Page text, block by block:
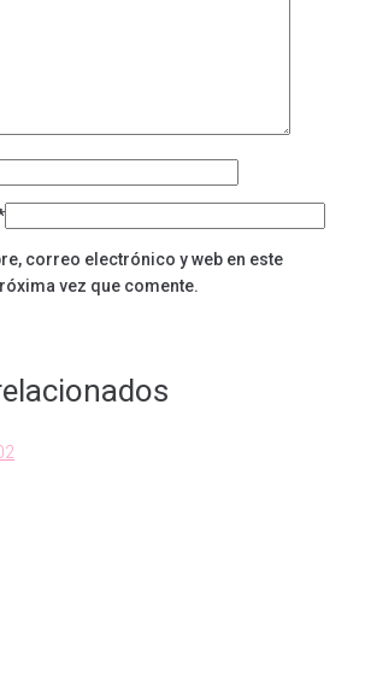
correo electrónico y web en este
vez que comente.